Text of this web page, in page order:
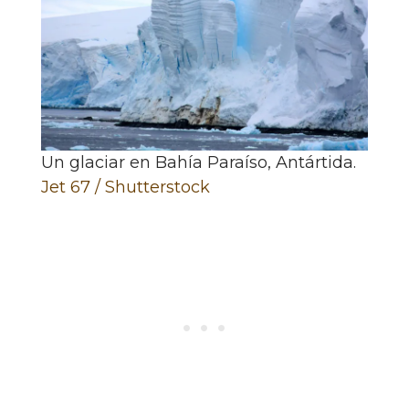
Un glaciar en Bahía Paraíso, Antártida.
Jet 67 / Shutterstock